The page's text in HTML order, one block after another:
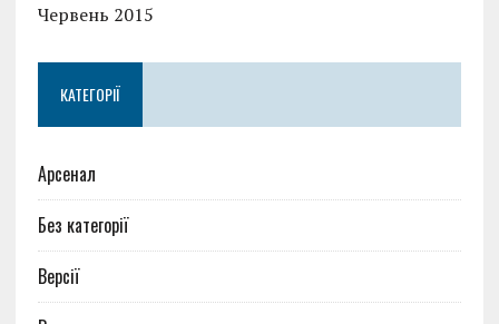
Червень 2015
КАТЕГОРІЇ
Арсенал
Без категорії
Версії